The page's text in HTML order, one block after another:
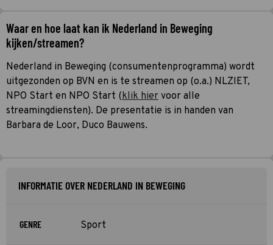
Waar en hoe laat kan ik Nederland in Beweging
kijken/streamen?
Nederland in Beweging (consumentenprogramma) wordt
uitgezonden op BVN en is te streamen op (o.a.) NLZIET,
NPO Start en NPO Start (klik hier voor alle
streamingdiensten). De presentatie is in handen van
Barbara de Loor, Duco Bauwens.
INFORMATIE OVER NEDERLAND IN BEWEGING
GENRE Sport